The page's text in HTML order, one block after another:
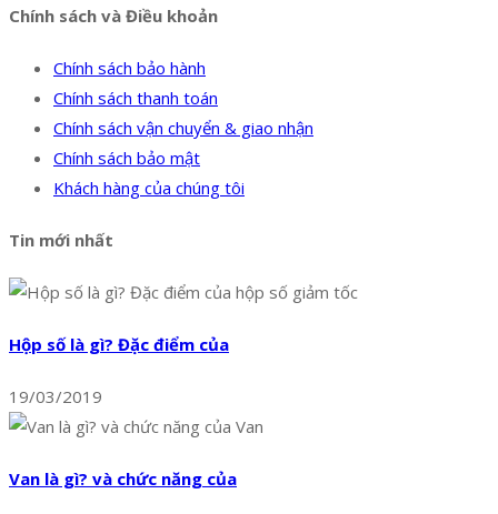
Chính sách và Điều khoản
Chính sách bảo hành
Chính sách thanh toán
Chính sách vận chuyển & giao nhận
Chính sách bảo mật
Khách hàng của chúng tôi
Tin mới nhất
Hộp số là gì? Đặc điểm của
19/03/2019
Van là gì? và chức năng của